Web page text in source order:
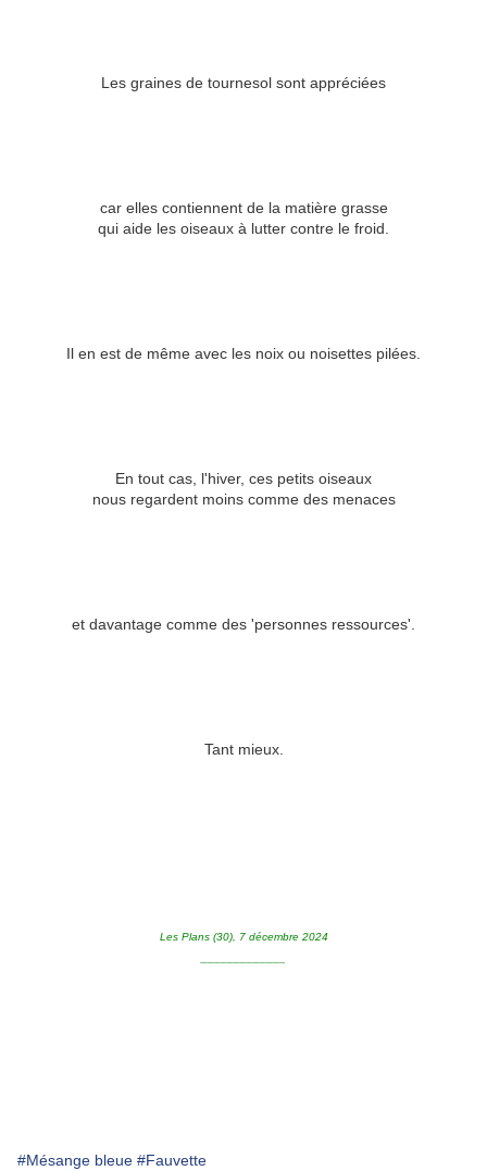
Les graines de tournesol sont appréciées
car elles contiennent de la matière grasse
qui aide les oiseaux à lutter contre le froid.
Il en est de même avec les noix ou noisettes pilées.
En tout cas, l'hiver, ces petits oiseaux
nous regardent moins comme des menaces
et davantage comme des 'personnes ressources'.
Tant mieux.
Les Plans (30), 7 décembre 2024
#Mésange bleue #Fauvette